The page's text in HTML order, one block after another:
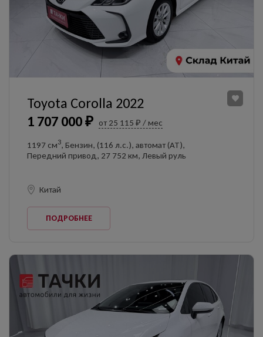
1 707 000 ₽ от 25 115 ₽ / мес
Toyota Corolla 2022
1197 см3, Бензин, (116 л.с.), автомат (AT),
Передний привод, 27 752 км, Левый руль
Китай
ПОДРОБНЕЕ